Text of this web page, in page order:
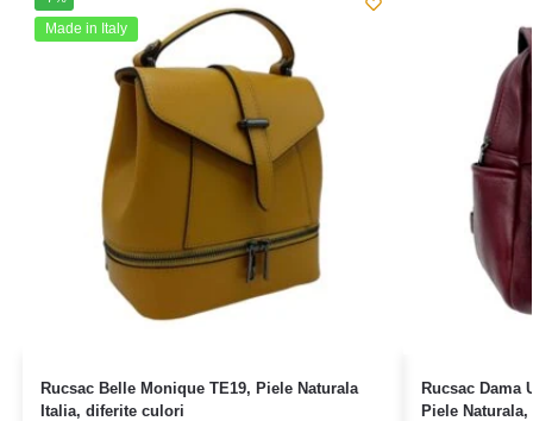
Made in Italy
Rucsac Belle Monique TE19, Piele Naturala
Italia, diferite culori
Rucsac Dama
Piele